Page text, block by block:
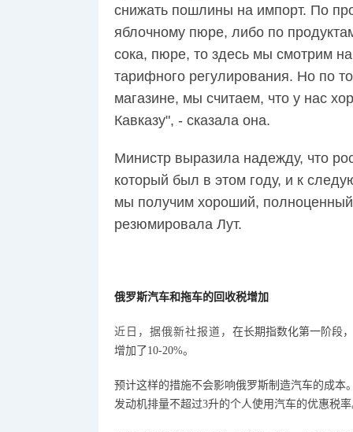
снижать пошлины на импорт. По
яблочному пюре, либо по
сока, пюре, то здесь мы смотрим
тарифного регулирования. Но по
магазине, мы считаем, что у нас
Кавказу", - сказала она.
Министр выразила надежду, что
который был в этом году, и к
мы получим хороший,
резюмировала Лут.
俄罗斯汽车和拖车的回收税增加
近日，据俄新社报道， 在长期指数化第一阶段
增加了10-20%。
预计这样的措施不会影响俄罗斯制造汽车的成
发动机排量不超过3升的个人使用汽车的优惠税